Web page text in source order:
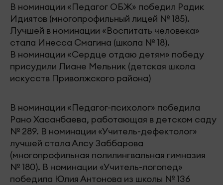
В номинации «Педагог ОБЖ» победил Радик
Идиятов (многопрофильный лицей № 185).
Лучшей в номинации «Воспитать человека»
стала Инесса Смагина (школа № 18).
В номинации «Сердце отдаю детям» победу
присудили Лиане Мельник (детская школа
искусств Приволжского района)
В номинации «Педагог-психолог» победила
Рано Хасанбаева, работающая в детском саду
№ 289. В номинации «Учитель-дефектолог»
лучшей стала Алсу Заббарова
(многопрофильная полилингвальная гимназия
№ 180). В номинации «Учитель-логопед»
победила Юлия Антонова из школы № 136